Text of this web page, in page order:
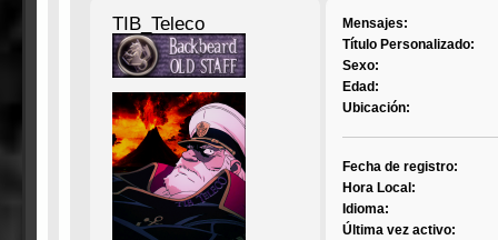
TIB_Teleco
Mensajes:
Título Personalizado:
Sexo:
Edad:
Ubicación:
Fecha de registro:
Hora Local:
Idioma:
Última vez activo: